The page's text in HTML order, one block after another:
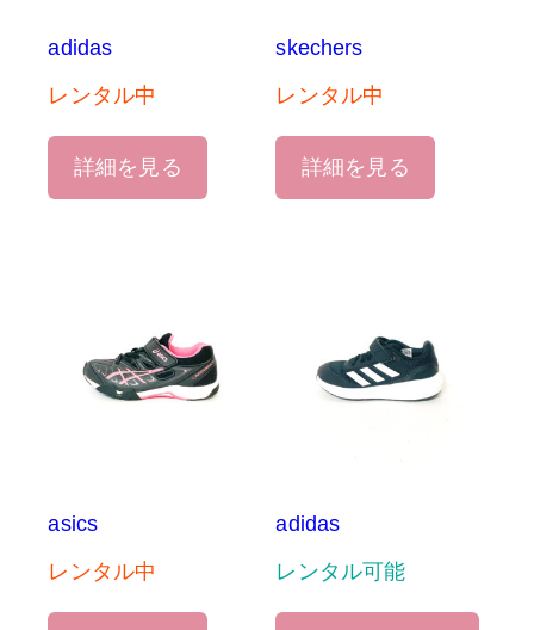
adidas
レンタル中
詳細を見る
skechers
レンタル中
詳細を見る
asics
レンタル中
adidas
レンタル可能